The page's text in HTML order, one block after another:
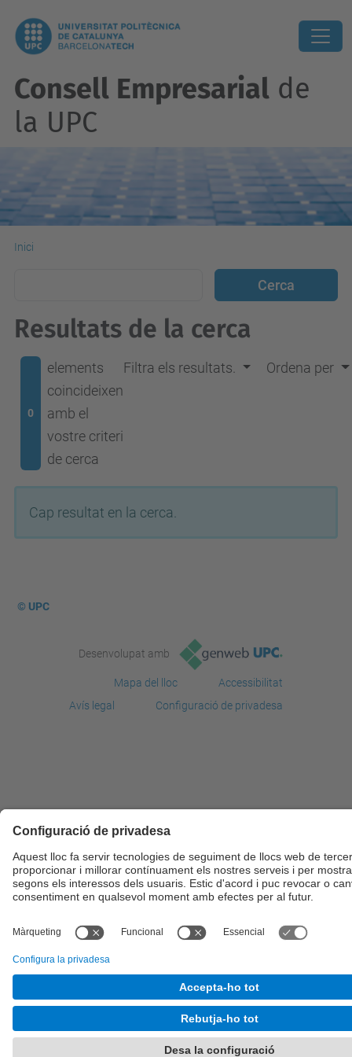
Consell Empresarial de
la UPC
Inici
Resultats de la cerca
0
elements
coincideixen
amb el
vostre criteri
de cerca
Filtra els resultats. Ordena per
Cap resultat en la cerca.
© UPC
Desenvolupat amb
Mapa del lloc
Accessibilitat
Avís legal
Configuració de privadesa